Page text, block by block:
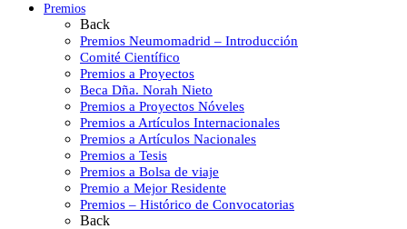
Premios
Back
Premios Neumomadrid – Introducción
Comité Científico
Premios a Proyectos
Beca Dña. Norah Nieto
Premios a Proyectos Nóveles
Premios a Artículos Internacionales
Premios a Artículos Nacionales
Premios a Tesis
Premios a Bolsa de viaje
Premio a Mejor Residente
Premios – Histórico de Convocatorias
Back